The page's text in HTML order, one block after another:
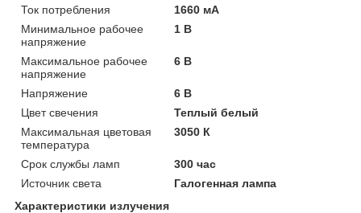
Ток потребления
1660 мА
Минимальное рабочее
напряжение
1 В
Максимальное рабочее
напряжение
6 В
Напряжение
6 В
Цвет свечения
Теплый белый
Максимальная цветовая
температура
3050 К
Срок службы ламп
300 час
Источник света
Галогенная лампа
Характеристики излучения